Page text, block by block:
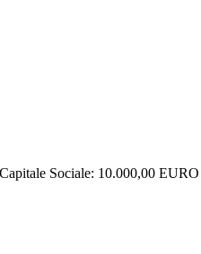
Sociale: 10.000,00 EURO